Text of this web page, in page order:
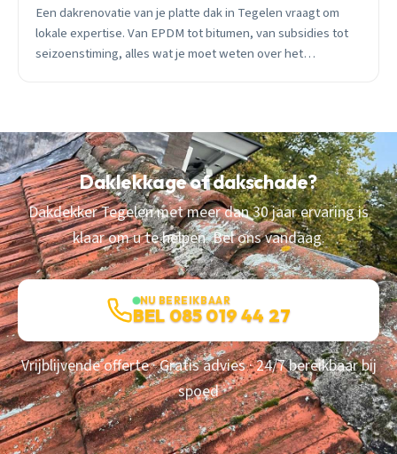
Een dakrenovatie van je platte dak in Tegelen vraagt om
lokale expertise. Van EPDM tot bitumen, van subsidies tot
seizoenstiming, alles wat je moet weten over het
Daklekkage of dakschade?
Dakdekker Tegelen met meer dan 30 jaar ervaring is
klaar om u te helpen. Bel ons vandaag.
NU BEREIKBAAR
BEL 085 019 44 27
Vrijblijvende offerte · Gratis advies · 24/7 bereikbaar bij
spoed